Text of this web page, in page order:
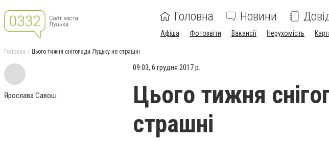
Головна Новини
Афіша Фотозвіти Вакансії Нерухомість
Головна Цього тижня снігопади Луцьку не страшні
Ярослава Савош
09:03, 6 грудня 2017 р.
Цього тижня
страшні